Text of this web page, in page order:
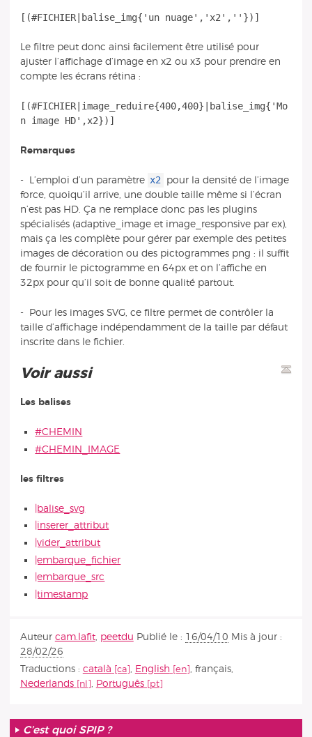
Le filtre peut donc ainsi facilement être utilisé pour
ajuster l’affichage d’image en x2 ou x3 pour prendre en
compte les écrans rétina :
[(#FICHIER|image_reduire{400,400}|balise_img{'Mo
Remarques
- L’emploi d’un paramètre x2
pour la densité de l’image
force, quoiqu’il arrive, une double taille même si l’écran
n’est pas HD. Ça ne remplace donc pas les plugins
spécialisés (adaptive_image et image_responsive par ex),
mais ça les complète pour gérer par exemple des petites
images de décoration ou des pictogrammes png : il suffit
de fournir le pictogramme en 64px et on l’affiche en
32px pour qu’il soit de bonne qualité partout.
- Pour les images SVG, ce filtre permet de contrôler la
taille d’affichage indépendamment de la taille par défaut
inscrite dans le fichier.
Voir aussi
Les balises
#CHEMIN
#CHEMIN_IMAGE
les filtres
|balise_svg
|inserer_attribut
|vider_attribut
|embarque_fichier
|embarque_src
|timestamp
Auteur cam.lafit, peetdu Publié le : 16/04/10 Mis à jour :
28/02/26
Traductions : català , English , français,
Nederlands
, Português
C’est quoi SPIP ?